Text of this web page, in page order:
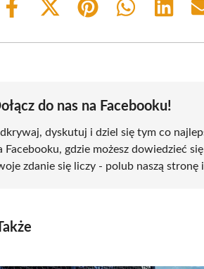
Share
Share
(Twitter)
Share
Share
Share
do nas na Facebooku!
dyskutuj i dziel się tym co
Facebooku, gdzie możesz dowiedzieć
zdanie się liczy - polub naszą stronę